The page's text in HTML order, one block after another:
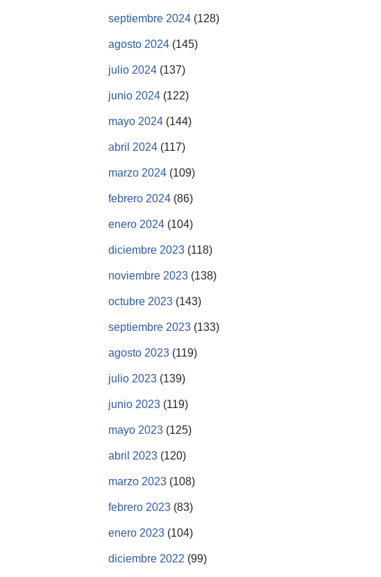
septiembre 2024 (128)
agosto 2024 (145)
julio 2024 (137)
junio 2024 (122)
mayo 2024 (144)
abril 2024 (117)
marzo 2024 (109)
febrero 2024 (86)
enero 2024 (104)
diciembre 2023 (118)
noviembre 2023 (138)
octubre 2023 (143)
septiembre 2023 (133)
agosto 2023 (119)
julio 2023 (139)
junio 2023 (119)
mayo 2023 (125)
abril 2023 (120)
marzo 2023 (108)
febrero 2023 (83)
enero 2023 (104)
diciembre 2022 (99)